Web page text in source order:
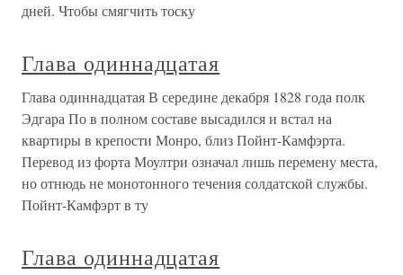
дней. Чтобы смягчить тоску
Глава одиннадцатая
Глава одиннадцатая В середине декабря 1828 года полк
Эдгара По в полном составе высадился и встал на
квартиры в крепости Монро, близ Пойнт-Камфэрта.
Перевод из форта Моултри означал лишь перемену места,
но отнюдь не монотонного течения солдатской службы.
Пойнт-Камфэрт в ту
Глава одиннадцатая